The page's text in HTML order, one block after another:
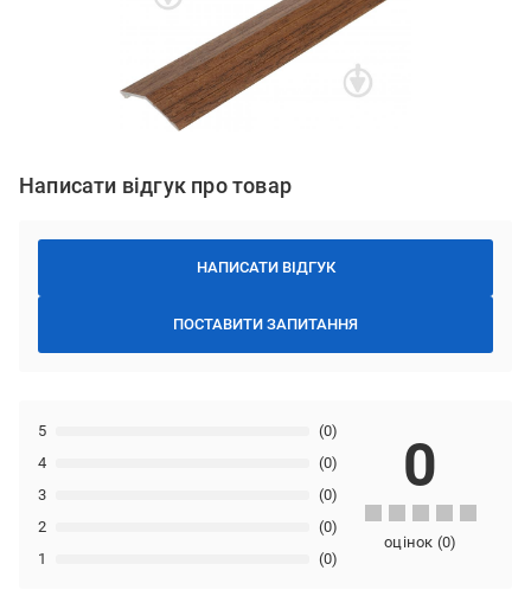
Написати відгук про товар
НАПИСАТИ ВІДГУК
ПОСТАВИТИ ЗАПИТАННЯ
1 (0)
2 (0)
3 (0)
4 (0)
5 (0)
0
оцінок (0)